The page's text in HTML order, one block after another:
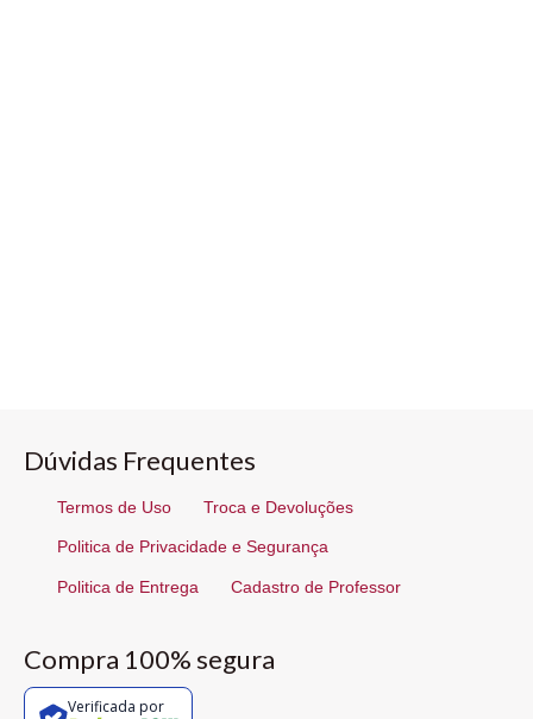
Dúvidas Frequentes
Termos de Uso Troca e Devoluções
Politica de Privacidade e Segurança
Politica de Entrega Cadastro de Professor
Compra 100% segura
Verificada por